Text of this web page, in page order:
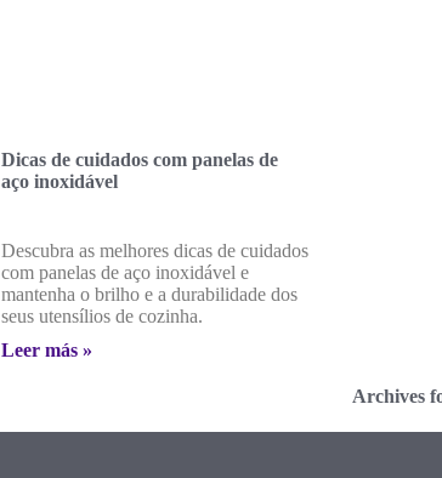
Dicas de cuidados com panelas de
aço inoxidável
Descubra as melhores dicas de cuidados
com panelas de aço inoxidável e
mantenha o brilho e a durabilidade dos
seus utensílios de cozinha.
Leer más »
Archives